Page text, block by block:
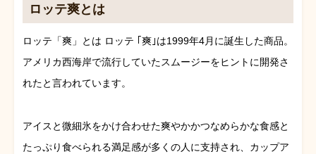
ロッテ爽とは
ロッテ「爽」とは ロッテ ｢爽｣は1999年4月に誕生した商品。
アメリカ西海岸で流行していたスムージーをヒントに開発さ
れたと言われています。
アイスと微細氷をかけ合わせた爽やかかつなめらかな食感と
たっぷり食べられる満足感が多くの人に支持され、カップア